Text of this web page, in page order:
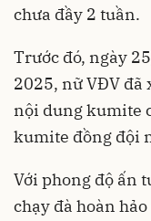
chưa đầy 2 tuần.
Trước đó, ngày
2025, nữ VĐV đã
nội dung kumite
kumite đồng đội
Với phong độ ấn
chạy đà hoàn